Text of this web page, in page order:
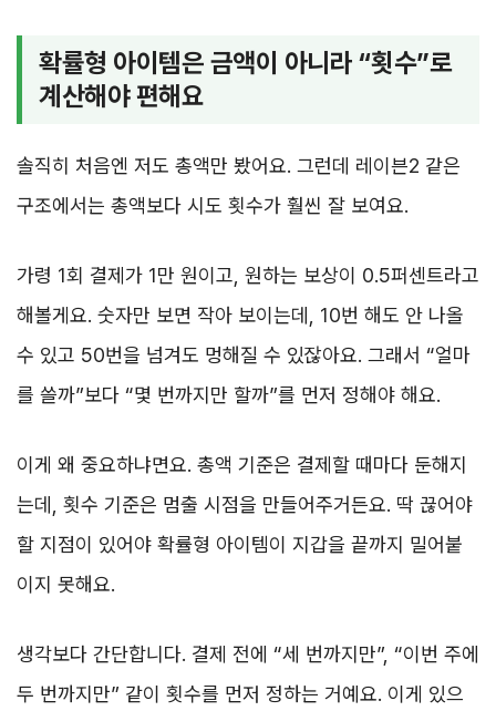
확률형 아이템은 금액이 아니라 “횟수”로
계산해야 편해요
솔직히 처음엔 저도 총액만 봤어요. 그런데 레이븐2 같은
구조에서는 총액보다 시도 횟수가 훨씬 잘 보여요.
가령 1회 결제가 1만 원이고, 원하는 보상이 0.5퍼센트라고
해볼게요. 숫자만 보면 작아 보이는데, 10번 해도 안 나올
수 있고 50번을 넘겨도 멍해질 수 있잖아요. 그래서 “얼마
를 쓸까”보다 “몇 번까지만 할까”를 먼저 정해야 해요.
이게 왜 중요하냐면요. 총액 기준은 결제할 때마다 둔해지
는데, 횟수 기준은 멈출 시점을 만들어주거든요. 딱 끊어야
할 지점이 있어야 확률형 아이템이 지갑을 끝까지 밀어붙
이지 못해요.
생각보다 간단합니다. 결제 전에 “세 번까지만”, “이번 주에
두 번까지만” 같이 횟수를 먼저 정하는 거예요. 이게 있으